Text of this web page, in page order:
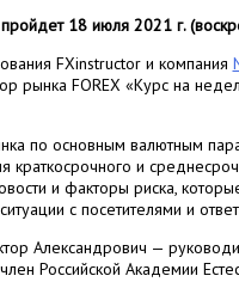
18 июля 2021 г.
FXinstructor и компания
рынка FOREX «Курс на
по основным валютным
краткосрочного и
и факторы риска,
с посетителями и
Александрович —
Российской Академии